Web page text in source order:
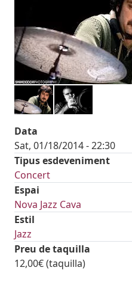
Data
Sat, 01/18/2014 - 22:30
Tipus esdeveniment
Concert
Espai
Nova Jazz Cava
Estil
Jazz
Preu de taquilla
12,00€ (taquilla)